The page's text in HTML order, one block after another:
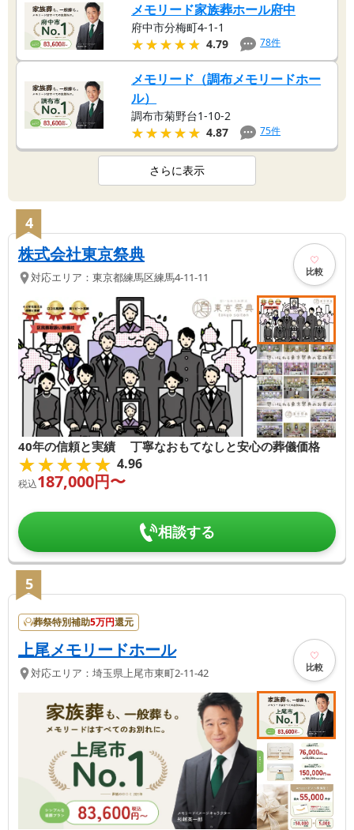
メモリード家族葬ホール府中
府中市分梅町4-1-1
★★★★★
★★★★★ 4.79 78件
メモリード（調布メモリードホー
ル）
調布市菊野台1-10-2
★★★★★
★★★★★ 4.87 75件
さらに表示
4
株式会社東京祭典
対応エリア： 東京都練馬区練馬4-11-11 比較
40年の信頼と実績 丁寧なおもてなしと安心の葬儀価格
★★★★★
★★★★★ 4.96
税込187,000円〜
相談する
5
葬祭特別補助5万円還元
上尾メモリードホール
対応エリア： 埼玉県上尾市東町2-11-42 比較